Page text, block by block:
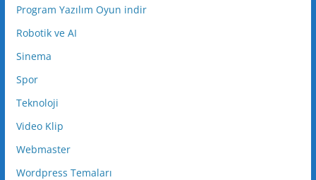
Program Yazılım Oyun indir
Robotik ve AI
Sinema
Spor
Teknoloji
Video Klip
Webmaster
Wordpress Temaları